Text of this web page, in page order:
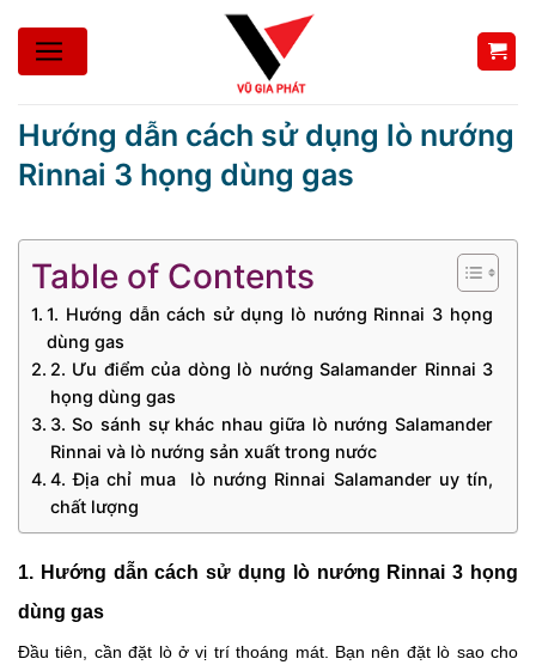
nội
Hướng dẫn cách sử dụng lò nướng
Rinnai 3 họng dùng gas
Table of Contents
1. Hướng dẫn cách sử dụng lò nướng Rinnai 3 họng
dùng gas
2. Ưu điểm của dòng lò nướng Salamander Rinnai 3
họng dùng gas
3. So sánh sự khác nhau giữa lò nướng Salamander
Rinnai và lò nướng sản xuất trong nước
4. Địa chỉ mua lò nướng Rinnai Salamander uy tín,
chất lượng
1. Hướng dẫn cách sử dụng lò nướng Rinnai 3 họng
dùng gas
Đầu tiên, cần đặt lò ở vị trí thoáng mát. Bạn nên đặt lò sao cho